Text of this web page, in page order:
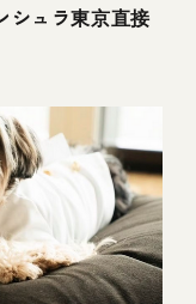
シュラ東京直接